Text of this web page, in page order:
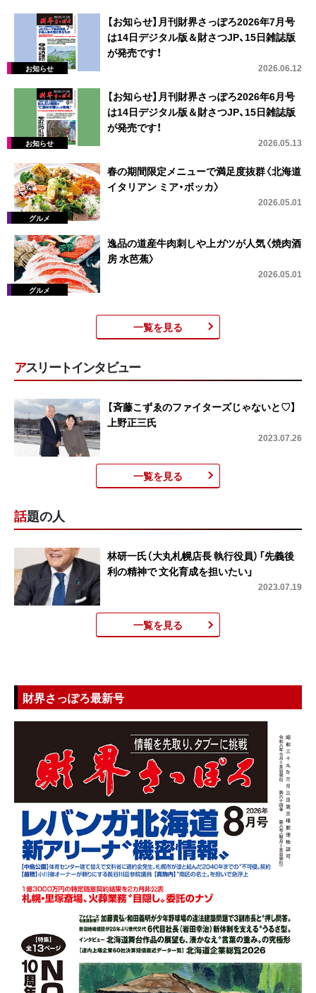
【お知らせ】月刊財界さっぽろ2026年7月号
は14日デジタル版＆財さつJP、15日雑誌版
が発売です！
2026.06.12
【お知らせ】月刊財界さっぽろ2026年6月号
は14日デジタル版＆財さつJP、15日雑誌版
が発売です！
2026.05.13
春の期間限定メニューで満足度抜群〈北海道
イタリアン ミア・ボッカ〉
2026.05.01
逸品の道産牛肉刺しや上ガツが人気〈焼肉酒
房 水芭蕉〉
2026.05.01
一覧を見る
アスリートインタビュー
【斉藤こずゑのファイターズじゃないと♡】
上野正三氏
2023.07.26
一覧を見る
話題の人
林研一氏（大丸札幌店長 執行役員）「先義後
利の精神で 文化育成を担いたい」
2023.07.19
一覧を見る
財界さっぽろ最新号